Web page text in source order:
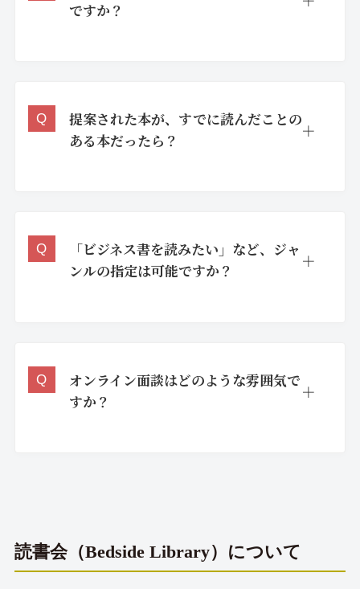
ですか？
提案された本が、すでに読んだことの
ある本だったら？
「ビジネス書を読みたい」など、ジャ
ンルの指定は可能ですか？
オンライン面談はどのような雰囲気で
すか？
読書会（Bedside Library）について